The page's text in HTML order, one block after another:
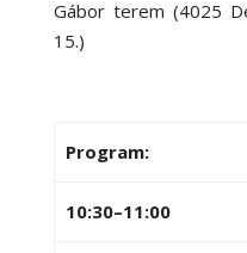
Gábor terem (4025
15.)
Program:
10:30–11:00